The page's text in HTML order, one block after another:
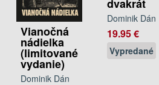
Vianočná
nádielka
(limitované
vydanie)
Dominik Dán
dvakrát
Dominik Dán
19.95 €
Vypredané